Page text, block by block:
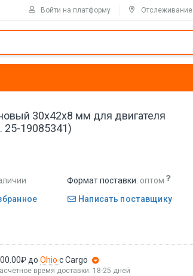
Войти на платформу Отслеживание
30x42x8 мм для двигателя
25-19085341)
Формат поставки: оптом
Написать поставщику
доOhioс Cargo
время доставки: 18-25 дней